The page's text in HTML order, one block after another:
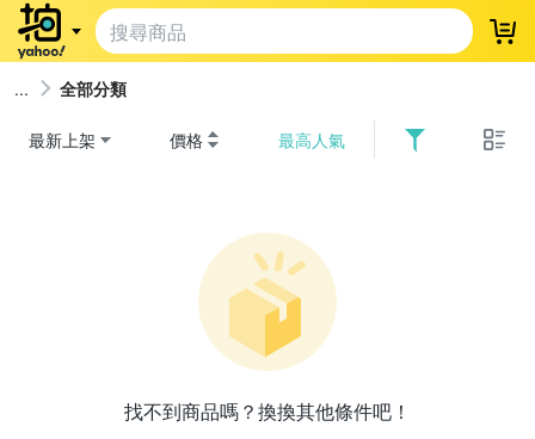
登
全部分類
最新上架 價格 最高人氣
找不到商品嗎？換換其他條件吧！